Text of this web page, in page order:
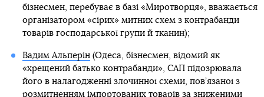
бізнесмен, перебуває в базі «Миротворця», вважається
організатором «сірих» митних схем з контрабанди
товарів господарської групи й тканин);
Вадим Альперін(Одеса, бізнесмен, відомий як
«хрещений батько контрабанди», САП підозрювала
його в налагодженні злочинної схеми, пов’язаної з
розмитненням імпортованих товарів за зниженими